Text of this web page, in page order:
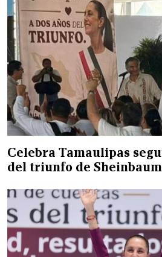
Celebra Tamaulipas
del triunfo de Sheinbaum